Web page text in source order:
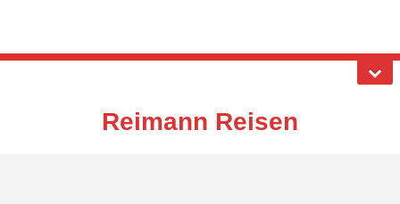
Reimann Reisen